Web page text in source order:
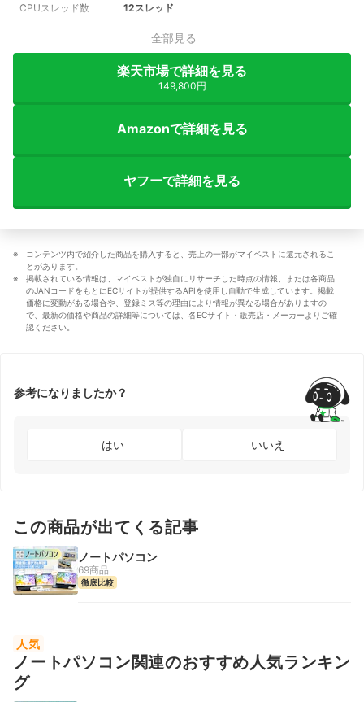
CPUスレッド数 12スレッド
全部見る
楽天市場で詳細を見る
149,800円
Amazonで詳細を見る
ヤフーで詳細を見る
コンテンツ内で紹介した商品を購入すると、売上の一部がマイベストに還元されるこ
とがあります。
掲載されている情報は、マイベストが独自にリサーチした時点の情報、または各商品
のJANコードをもとにECサイトが提供するAPIを使用し自動で生成しています。掲載
価格に変動がある場合や、登録ミス等の理由により情報が異なる場合がありますの
で、最新の価格や商品の詳細等については、各ECサイト・販売店・メーカーよりご確
認ください。
参考になりましたか？
はい いいえ
この商品が出てくる記事
ノートパソコン
69商品
徹底比較
人気
ノートパソコン関連のおすすめ人気ランキン
グ